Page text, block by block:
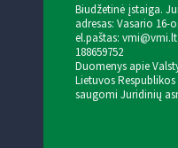
Biudžetinė įstaiga.
adresas: Vasario 16-
el.paštas: vmi@vmi.lt
188659752
Duomenys apie
Lietuvos
saugomi Juridinių